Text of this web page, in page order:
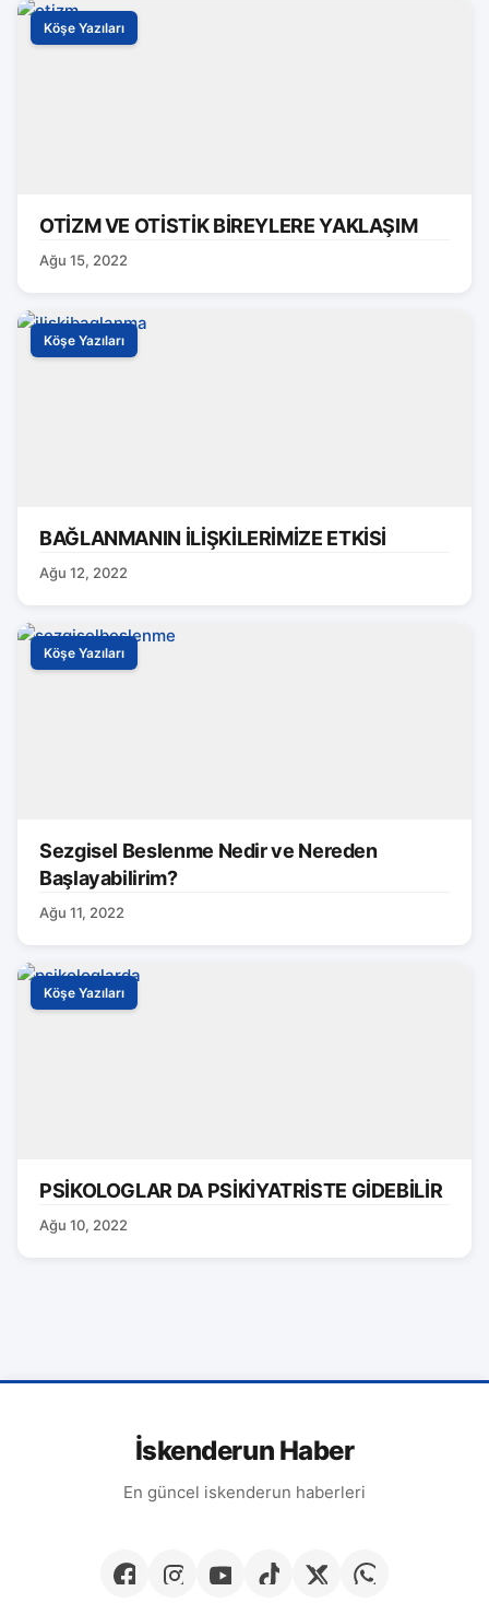
Köşe Yazıları
OTİZM VE OTİSTİK BİREYLERE YAKLAŞIM
Ağu 15, 2022
Köşe Yazıları
BAĞLANMANIN İLİŞKİLERİMİZE ETKİSİ
Ağu 12, 2022
Köşe Yazıları
Sezgisel Beslenme Nedir ve Nereden
Başlayabilirim?
Ağu 11, 2022
Köşe Yazıları
PSİKOLOGLAR DA PSİKİYATRİSTE GİDEBİLİR
Ağu 10, 2022
İskenderun Haber
En güncel iskenderun haberleri